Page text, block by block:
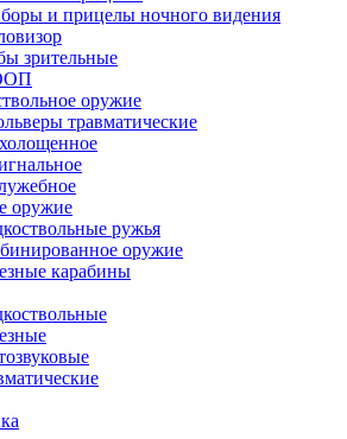
и прицелы ночного видения
зрительные
оружие
травматические
оружие
ружья
оружие
карабины